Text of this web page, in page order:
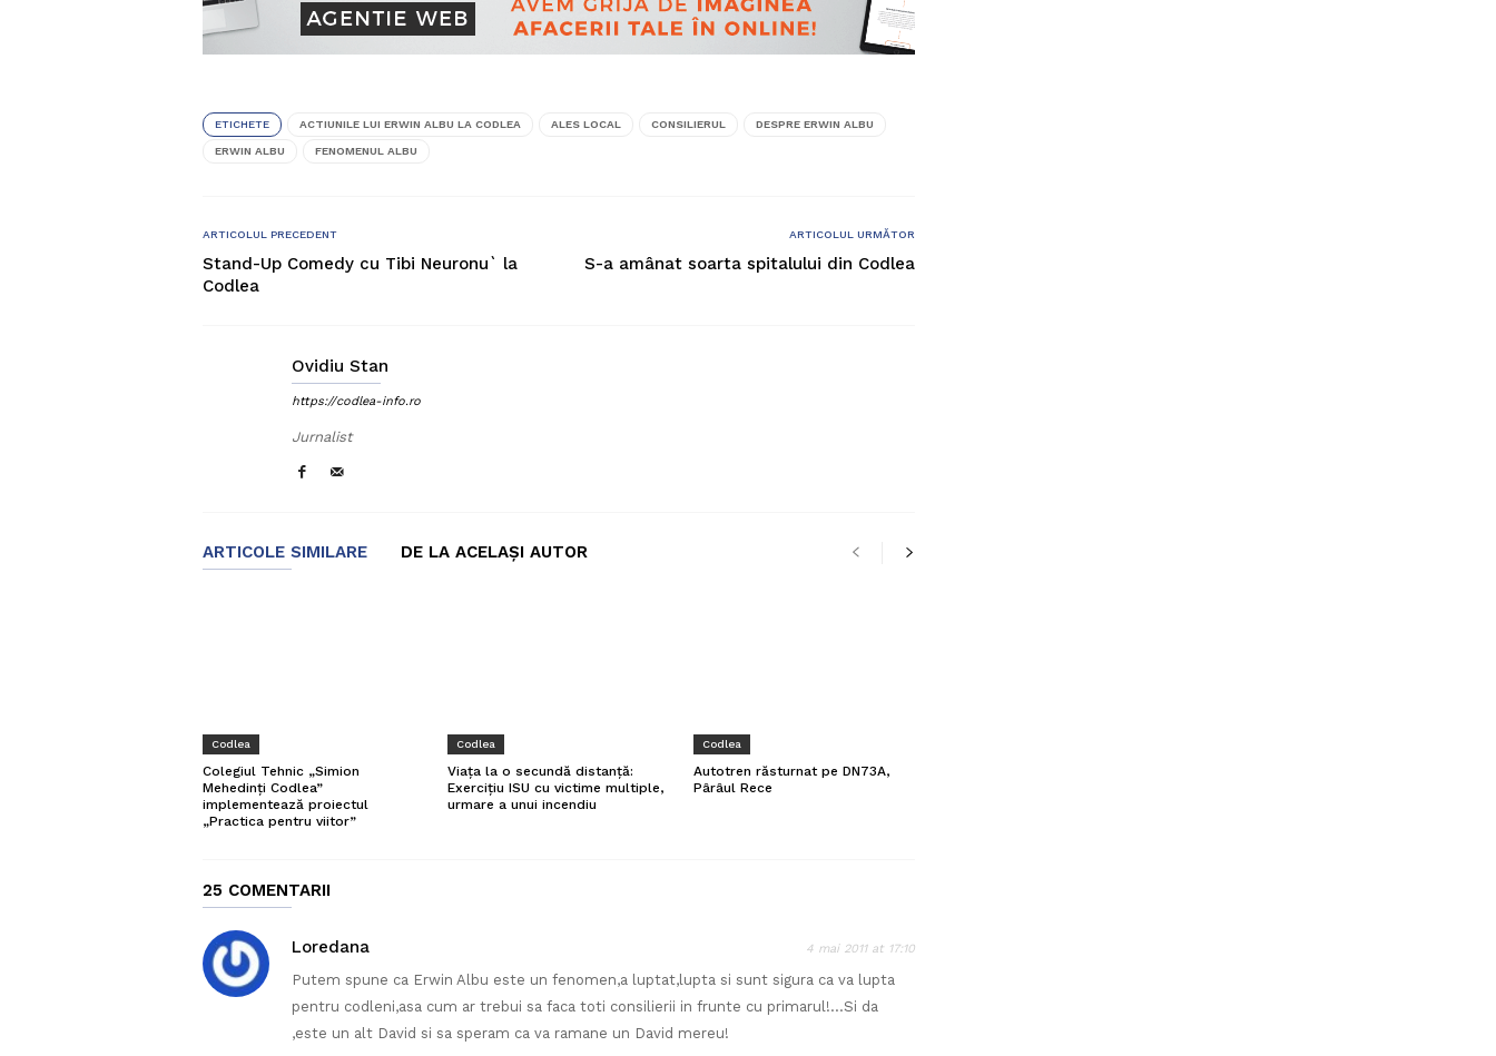
ETICHETE ACTIUNILE LUI ERWIN ALBU LA CODLEA ALES LOCAL CONSILIERUL DESPRE ERWIN ALBU
ERWIN ALBU FENOMENUL ALBU
ARTICOLUL PRECEDENT
Stand-Up Comedy cu Tibi Neuronu` la
Codlea
ARTICOLUL URMĂTOR
S-a amânat soarta spitalului din Codlea
Ovidiu Stan
https://codlea-info.ro
Jurnalist
ARTICOLE SIMILARE DE LA ACELAȘI AUTOR
Codlea
Colegiul Tehnic „Simion
Mehedinți Codlea”
implementează proiectul
„Practica pentru viitor”
Codlea
Viața la o secundă distanță:
Exercițiu ISU cu victime multiple,
urmare a unui incendiu
Codlea
Autotren răsturnat pe DN73A,
Pârâul Rece
25 COMENTARII
Loredana 4 mai 2011 at 17:10
Putem spune ca Erwin Albu este un fenomen,a luptat,lupta si sunt sigura ca va lupta
pentru codleni,asa cum ar trebui sa faca toti consilierii in frunte cu primarul!…Si da
,este un alt David si sa speram ca va ramane un David mereu!